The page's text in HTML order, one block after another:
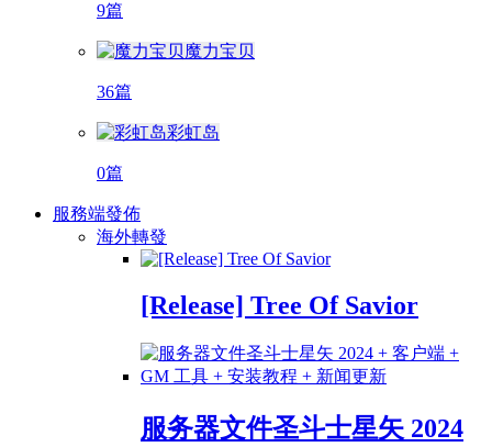
9篇
魔力宝贝
36篇
彩虹岛
0篇
服務端發佈
海外轉發
[Release] Tree Of Savior
服务器文件圣斗士星矢 2024